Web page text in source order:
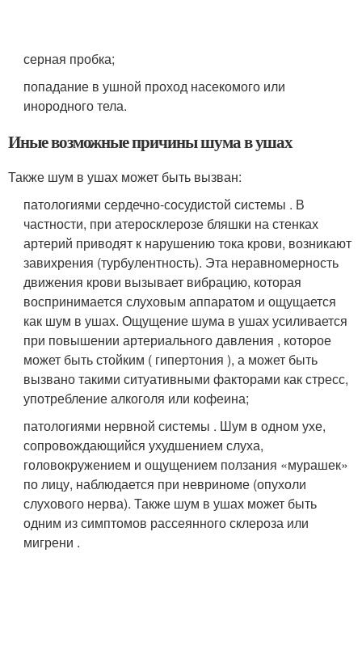
серная пробка;
попадание в ушной проход насекомого или
инородного тела.
Иные возможные причины шума в ушах
Также шум в ушах может быть вызван:
патологиями сердечно-сосудистой системы . В
частности, при атеросклерозе бляшки на стенках
артерий приводят к нарушению тока крови, возникают
завихрения (турбулентность). Эта неравномерность
движения крови вызывает вибрацию, которая
воспринимается слуховым аппаратом и ощущается
как шум в ушах. Ощущение шума в ушах усиливается
при повышении артериального давления , которое
может быть стойким ( гипертония ), а может быть
вызвано такими ситуативными факторами как стресс,
употребление алкоголя или кофеина;
патологиями нервной системы . Шум в одном ухе,
сопровождающийся ухудшением слуха,
головокружением и ощущением ползания «мурашек»
по лицу, наблюдается при невриноме (опухоли
слухового нерва). Также шум в ушах может быть
одним из симптомов рассеянного склероза или
мигрени .